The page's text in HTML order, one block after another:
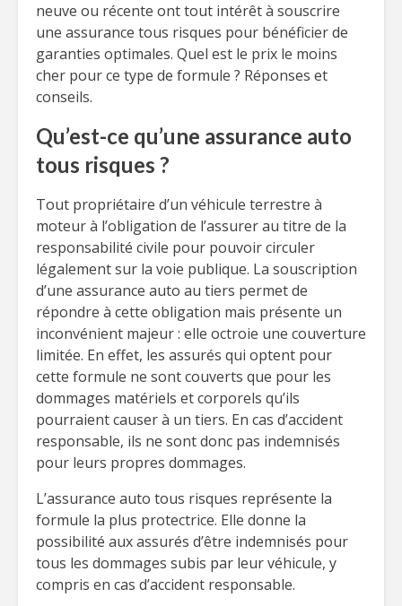
neuve ou récente ont tout intérêt à souscrire
une assurance tous risques pour bénéficier de
garanties optimales. Quel est le prix le moins
cher pour ce type de formule ? Réponses et
conseils.
Qu’est-ce qu’une assurance auto
tous risques ?
Tout propriétaire d’un véhicule terrestre à
moteur à l’obligation de l’assurer au titre de la
responsabilité civile pour pouvoir circuler
légalement sur la voie publique. La souscription
d’une assurance auto au tiers permet de
répondre à cette obligation mais présente un
inconvénient majeur : elle octroie une couverture
limitée. En effet, les assurés qui optent pour
cette formule ne sont couverts que pour les
dommages matériels et corporels qu’ils
pourraient causer à un tiers. En cas d’accident
responsable, ils ne sont donc pas indemnisés
pour leurs propres dommages.
L’assurance auto tous risques représente la
formule la plus protectrice. Elle donne la
possibilité aux assurés d’être indemnisés pour
tous les dommages subis par leur véhicule, y
compris en cas d’accident responsable.